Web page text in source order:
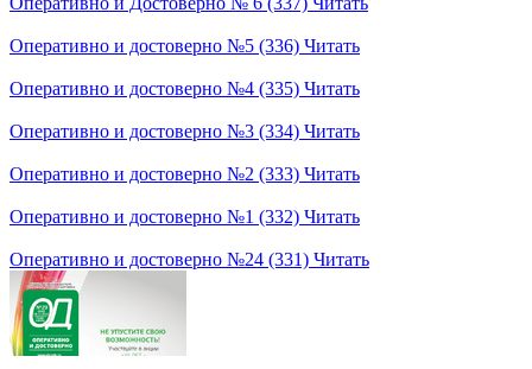
Оперативно и достоверно №5 (336) Читать
Оперативно и достоверно №4 (335) Читать
Оперативно и достоверно №3 (334) Читать
Оперативно и достоверно №2 (333) Читать
Оперативно и достоверно №1 (332) Читать
Оперативно и достоверно №24 (331) Читать